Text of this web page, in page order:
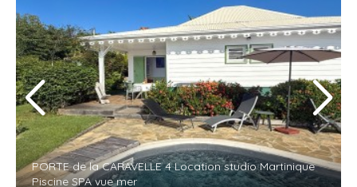
PORTE de la CARAVELLE 4 Location studio Martinique
Piscine SPA vue mer